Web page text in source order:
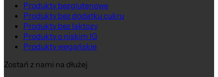
Produkty bezglutenowe
Produkty bez dodatku cukru
Produkty bez laktozy
Produkty o niskim IG
Produkty wegańskie
Zostań z nami na dłużej